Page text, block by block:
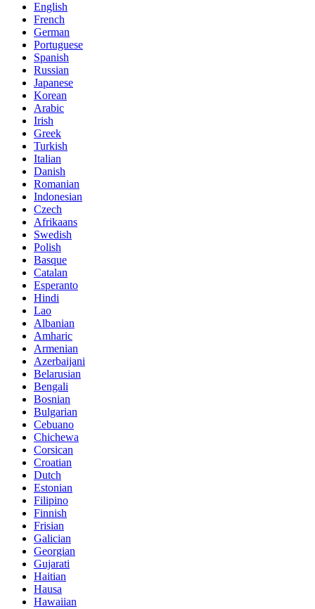
English
French
German
Portuguese
Spanish
Russian
Japanese
Korean
Arabic
Irish
Greek
Turkish
Italian
Danish
Romanian
Indonesian
Czech
Afrikaans
Swedish
Polish
Basque
Catalan
Esperanto
Hindi
Lao
Albanian
Amharic
Armenian
Azerbaijani
Belarusian
Bengali
Bosnian
Bulgarian
Cebuano
Chichewa
Corsican
Croatian
Dutch
Estonian
Filipino
Finnish
Frisian
Galician
Georgian
Gujarati
Haitian
Hausa
Hawaiian